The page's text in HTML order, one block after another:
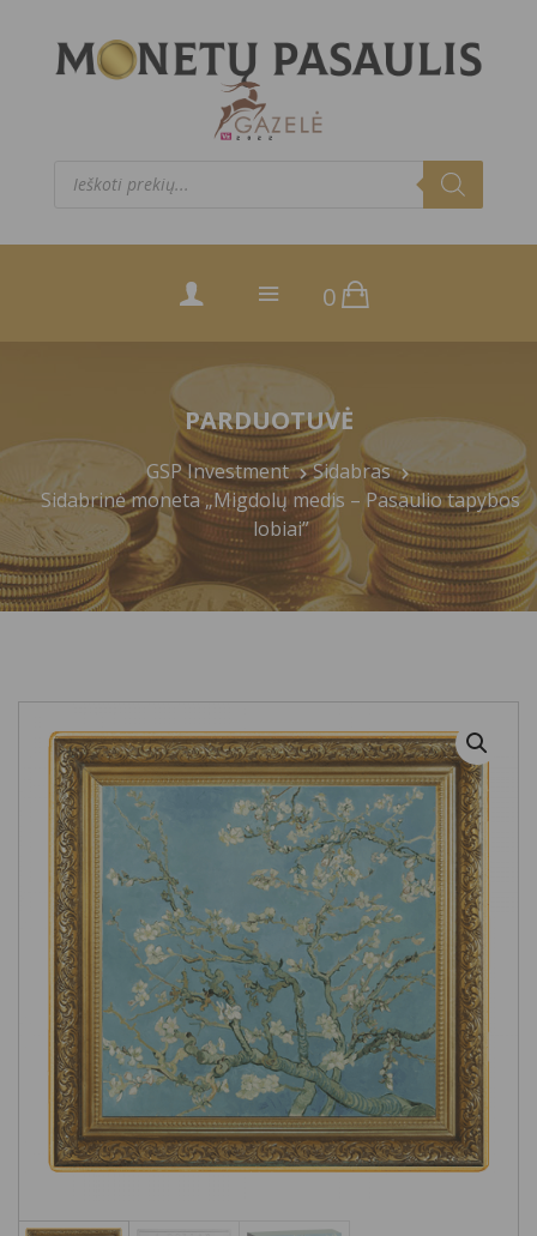
search
0
PARDUOTUVĖ
GSP Investment
Sidabras
Sidabrinė moneta „Migdolų medis – Pasaulio tapybos
lobiai”